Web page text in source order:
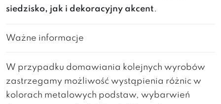
siedzisko, jak i dekoracyjny akcent.
Ważne informacje
W przypadku domawiania kolejnych wyrobów
zastrzegamy możliwość wystąpienia różnic w
kolorach metalowych podstaw, wybarwień